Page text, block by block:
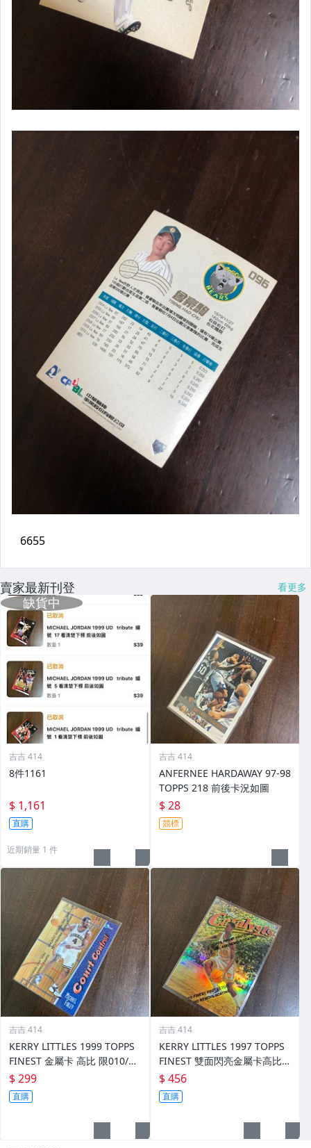
賣家最新刊登 看更多
吉吉 414
8件1161
$ 1,161
直購
近期銷量 1 件
吉吉 414
ANFERNEE HARDAWAY 97-98
TOPPS 218 前後卡況如圖
$ 28
競標
吉吉 414
KERRY LITTLES 1999 TOPPS
FINEST 金屬卡 高比 限010/75
0 前後如圖
$ 299
直購
吉吉 414
KERRY LITTLES 1997 TOPPS
FINEST 雙面閃亮金屬卡高比 R
EF 限135/289 前後如圖
$ 456
直購